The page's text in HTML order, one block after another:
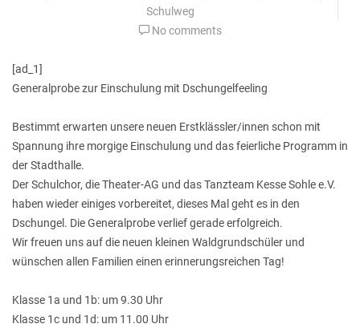
Schulweg
No comments
[ad_1]
Generalprobe zur Einschulung mit Dschungelfeeling
Bestimmt erwarten unsere neuen Erstklässler/innen schon mit
Spannung ihre morgige Einschulung und das feierliche Programm in
der Stadthalle.
Der Schulchor, die Theater-AG und das Tanzteam Kesse Sohle e.V.
haben wieder einiges vorbereitet, dieses Mal geht es in den
Dschungel. Die Generalprobe verlief gerade erfolgreich.
Wir freuen uns auf die neuen kleinen Waldgrundschüler und
wünschen allen Familien einen erinnerungsreichen Tag!
Klasse 1a und 1b: um 9.30 Uhr
Klasse 1c und 1d: um 11.00 Uhr